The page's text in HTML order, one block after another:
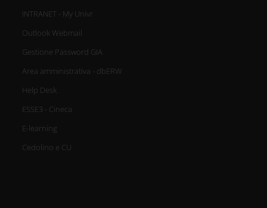
INTRANET - My Univr
Outlook Webmail
Gestione Password GIA
Area amministrativa - dbERW
Help Desk
ESSE3 - Cineca
E-learning
Cedolino e CU